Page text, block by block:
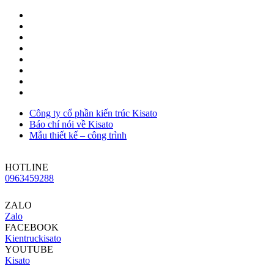
Công ty cổ phần kiến trúc Kisato
Báo chí nói về Kisato
Mẫu thiết kế – công trình
HOTLINE
0963459288
ZALO
Zalo
FACEBOOK
Kientruckisato
YOUTUBE
Kisato